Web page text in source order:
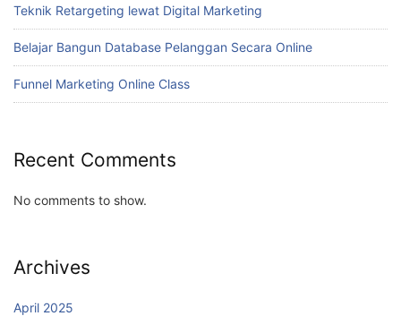
Teknik Retargeting lewat Digital Marketing
Belajar Bangun Database Pelanggan Secara Online
Funnel Marketing Online Class
Recent Comments
No comments to show.
Archives
April 2025